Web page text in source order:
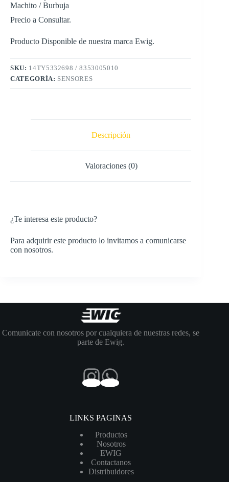
Machito / Burbuja
Precio a Consultar.
Producto Disponible de nuestra marca Ewig.
SKU: 14TY5332698 / 8353005010
CATEGORÍA: SENSORES
Descripción
Valoraciones (0)
¿Te interesa este producto?
Para adquirir este producto lo invitamos a comunicarse
con nosotros.
Comunicate con nosotros por cualquiera de nuestras redes, se
parte de Ewig.
LINKS PAGINAS
Productos
Nosotros
EWIG
Contactanos
Distribuidores